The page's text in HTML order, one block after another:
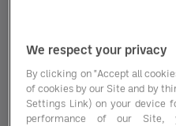
Évaluations des
? Nouvelle méthode,
l’usager, implication
l’évaluation HAS
We respect your privacy
By clicking on "Accept all
of cookies by our Site and by
Settings Link) on your device
performance of our Site,